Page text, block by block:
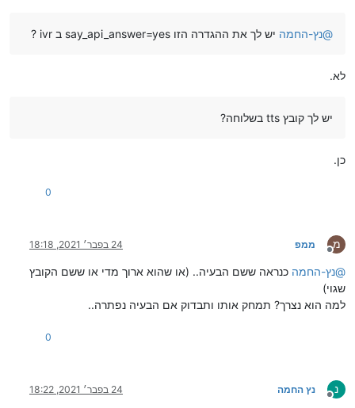
@נץ-החמה יש לך את ההגדרה הזו say_api_answer=yes ב ivr ?
לא.
יש לך קובץ tts בשלוחה?
כן.
0
מ
מנותק
ממפ 24 בפבר׳ 2021, 18:18
@נץ-החמה כנראה ששם הבעיה.. (או שהוא ארוך מדי או ששם הקובץ
שגוי)
למה הוא נצרך? תמחק אותו ותבדוק אם הבעיה נפתרה..
0
נ
מנותק
נץ החמה 24 בפבר׳ 2021, 18:22